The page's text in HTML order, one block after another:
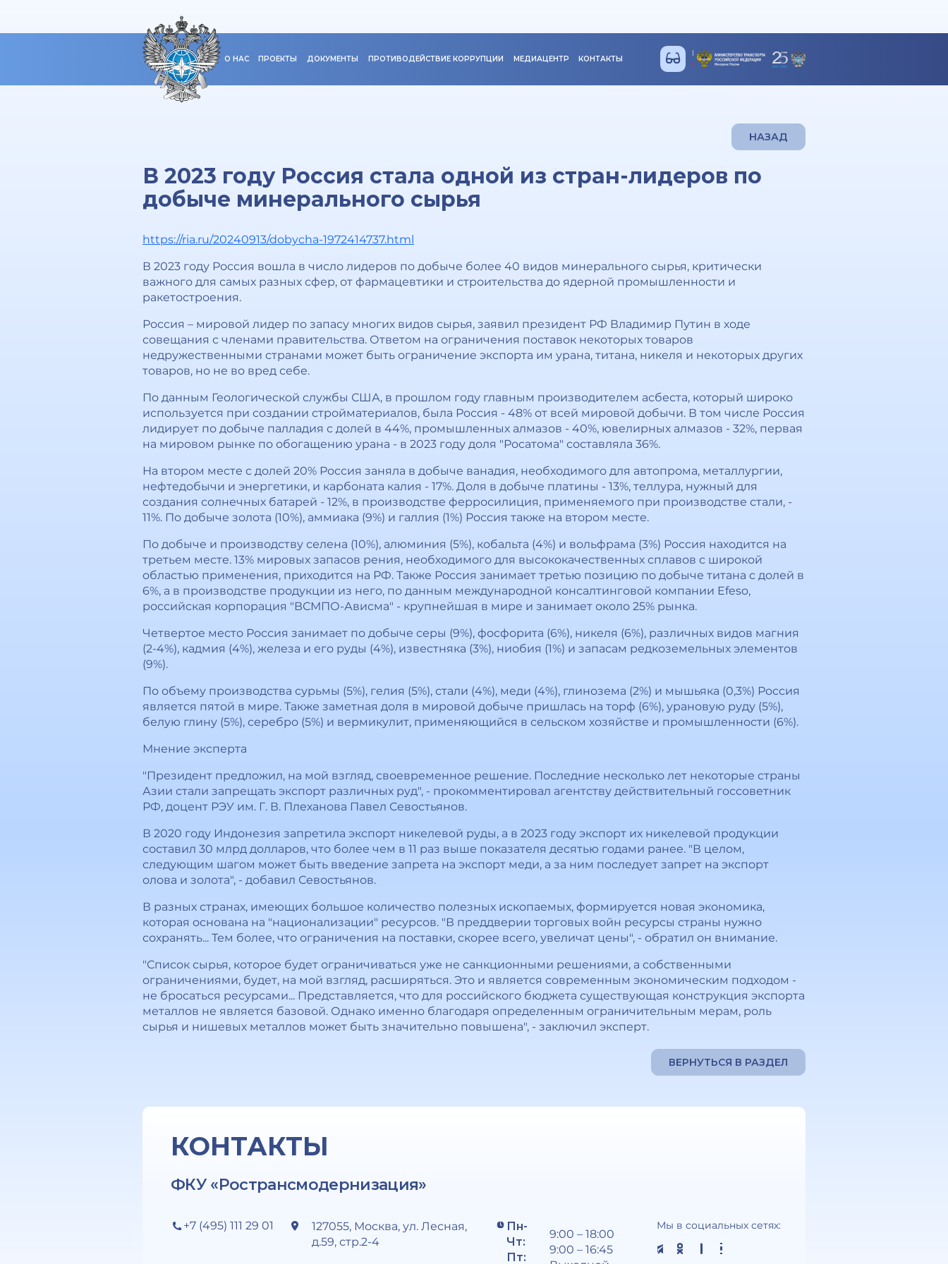
О НАС ПРОЕКТЫ ДОКУМЕНТЫ ПРОТИВОДЕЙСТВИЕ КОРРУПЦИИ МЕДИАЦЕНТР КОНТАКТЫ
НАЗАД
В 2023 году Россия стала одной из стран-лидеров по
добыче минерального сырья
https://ria.ru/20240913/dobycha-1972414737.html
В 2023 году Россия вошла в число лидеров по добыче более 40 видов минерального сырья, критически
важного для самых разных сфер, от фармацевтики и строительства до ядерной промышленности и
ракетостроения.
Россия – мировой лидер по запасу многих видов сырья, заявил президент РФ Владимир Путин в ходе
совещания с членами правительства. Ответом на ограничения поставок некоторых товаров
недружественными странами может быть ограничение экспорта им урана, титана, никеля и некоторых других
товаров, но не во вред себе.
По данным Геологической службы США, в прошлом году главным производителем асбеста, который широко
используется при создании стройматериалов, была Россия - 48% от всей мировой добычи. В том числе Россия
лидирует по добыче палладия с долей в 44%, промышленных алмазов - 40%, ювелирных алмазов - 32%, первая
на мировом рынке по обогащению урана - в 2023 году доля "Росатома" составляла 36%.
На втором месте с долей 20% Россия заняла в добыче ванадия, необходимого для автопрома, металлургии,
нефтедобычи и энергетики, и карбоната калия - 17%. Доля в добыче платины - 13%, теллура, нужный для
создания солнечных батарей - 12%, в производстве ферросилиция, применяемого при производстве стали, -
11%. По добыче золота (10%), аммиака (9%) и галлия (1%) Россия также на втором месте.
По добыче и производству селена (10%), алюминия (5%), кобальта (4%) и вольфрама (3%) Россия находится на
третьем месте. 13% мировых запасов рения, необходимого для высококачественных сплавов с широкой
областью применения, приходится на РФ. Также Россия занимает третью позицию по добыче титана с долей в
6%, а в производстве продукции из него, по данным международной консалтинговой компании Efeso,
российская корпорация "ВСМПО-Ависма" - крупнейшая в мире и занимает около 25% рынка.
Четвертое место Россия занимает по добыче серы (9%), фосфорита (6%), никеля (6%), различных видов магния
(2-4%), кадмия (4%), железа и его руды (4%), известняка (3%), ниобия (1%) и запасам редкоземельных элементов
(9%).
По объему производства сурьмы (5%), гелия (5%), стали (4%), меди (4%), глинозема (2%) и мышьяка (0,3%) Россия
является пятой в мире. Также заметная доля в мировой добыче пришлась на торф (6%), урановую руду (5%),
белую глину (5%), серебро (5%) и вермикулит, применяющийся в сельском хозяйстве и промышленности (6%).
Мнение эксперта
"Президент предложил, на мой взгляд, своевременное решение. Последние несколько лет некоторые страны
Азии стали запрещать экспорт различных руд", - прокомментировал агентству действительный госсоветник
РФ, доцент РЭУ им. Г. В. Плеханова Павел Севостьянов.
В 2020 году Индонезия запретила экспорт никелевой руды, а в 2023 году экспорт их никелевой продукции
составил 30 млрд долларов, что более чем в 11 раз выше показателя десятью годами ранее. "В целом,
следующим шагом может быть введение запрета на экспорт меди, а за ним последует запрет на экспорт
олова и золота", - добавил Севостьянов.
В разных странах, имеющих большое количество полезных ископаемых, формируется новая экономика,
которая основана на "национализации" ресурсов. "В преддверии торговых войн ресурсы страны нужно
сохранять... Тем более, что ограничения на поставки, скорее всего, увеличат цены", - обратил он внимание.
"Список сырья, которое будет ограничиваться уже не санкционными решениями, а собственными
ограничениями, будет, на мой взгляд, расширяться. Это и является современным экономическим подходом -
не бросаться ресурсами... Представляется, что для российского бюджета существующая конструкция экспорта
металлов не является базовой. Однако именно благодаря определенным ограничительным мерам, роль
сырья и нишевых металлов может быть значительно повышена", - заключил эксперт.
ВЕРНУТЬСЯ В РАЗДЕЛ
КОНТАКТЫ
ФКУ «Ространсмодернизация»
+7 (495) 111 29 01
127055, Москва, ул. Лесная,
д.59, стр.2-4
Пн-
Чт:
Пт:
9:00 – 18:00
9:00 – 16:45
Мы в социальных сетях: